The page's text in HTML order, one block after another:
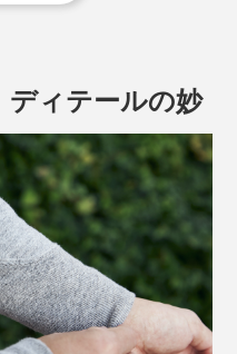
ングシャツが、本品の
馬場氏がコレクターを訪
にインパクトのある一着
ディテールの妙